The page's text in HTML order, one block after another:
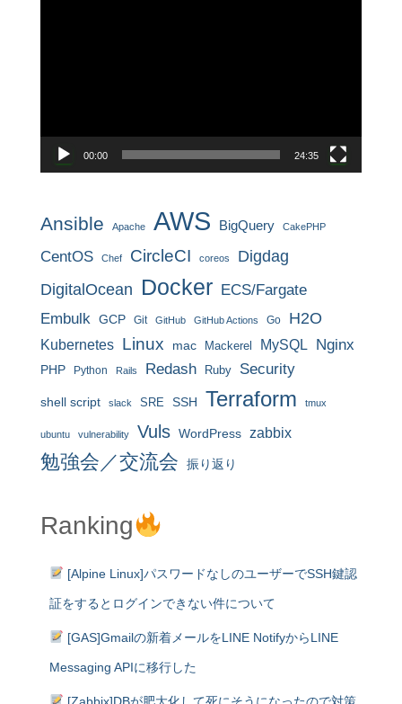
00:00 24:35
Ansible Apache AWS BigQuery CakePHP
CentOS Chef CircleCI coreos
Digdag
DigitalOcean Docker ECS/Fargate
Embulk GCP Git GitHub GitHub Actions Go H2O
Kubernetes Linux mac Mackerel MySQL Nginx
PHP Python Rails Redash Ruby Security
shell script slack SRE SSH Terraform tmux
ubuntu vulnerability Vuls WordPress zabbix
勉強会／交流会 振り返り
Ranking
[Alpine Linux]パスワードなしのユーザーでSSH鍵認
証をするとログインできない件について
[GAS]Gmailの新着メールをLINE NotifyからLINE
Messaging APIに移行した
[Zabbix]DBが肥大化して死にそうになったので対策